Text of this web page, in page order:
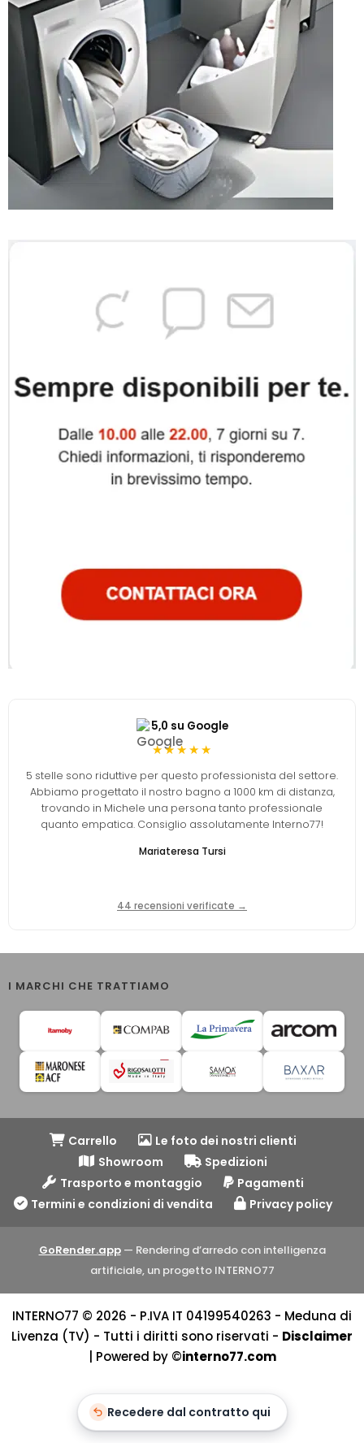
5,0 su Google
★★★★★
5 stelle sono riduttive per questo professionista del settore.
Abbiamo progettato il nostro bagno a 1000 km di distanza,
trovando in Michele una persona tanto professionale
quanto empatica. Consiglio assolutamente Interno77!
Mariateresa Tursi
44 recensioni verificate →
I MARCHI CHE TRATTIAMO
Carrello
Le foto dei nostri clienti
Showroom
Spedizioni
Trasporto e montaggio
Pagamenti
Termini e condizioni di vendita
Privacy policy
GoRender.app— Rendering d’arredo con intelligenza
artificiale, un progetto INTERNO77
INTERNO77 © 2026 - P.IVA IT 04199540263 - Meduna di
Livenza (TV) - Tutti i diritti sono riservati - Disclaimer
| Powered by ©interno77.com
Recedere dal contratto qui